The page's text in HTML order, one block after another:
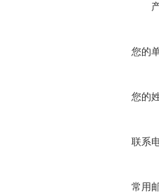
您的
您的
联系
常用